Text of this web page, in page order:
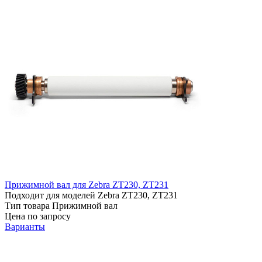
Прижимной вал для Zebra ZT230, ZT231
Подходит для моделей Zebra ZT230, ZT231
Тип товара Прижимной вал
Цена по запросу
Варианты